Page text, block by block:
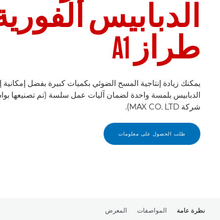
الدبابيس
طراز A1
يمكنك زيادة إنتاجية المسح الضوئي بكميات كبيرة بفضل إمكانية
الدبابيس بلمسة واحدة لضمان آليات عمل سلسة (تم تصنيعها
شركة MAX CO.‎ LTD).
طلب الحصول على معلومات
نظرة عامة المواصفات المعرض